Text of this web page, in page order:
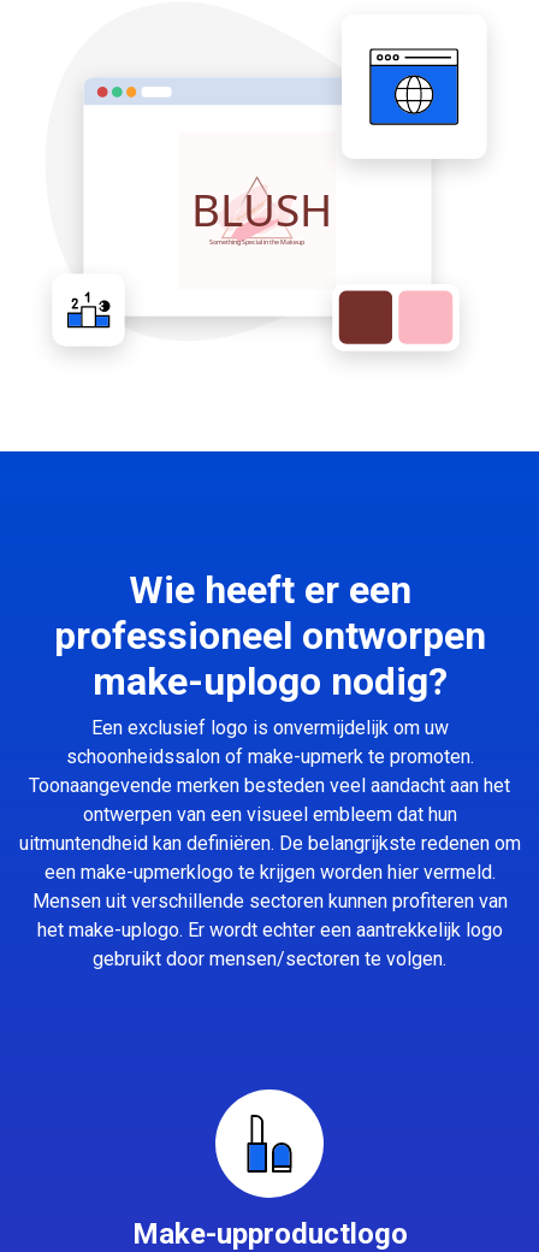
Wie heeft er een
professioneel ontworpen
make-uplogo nodig?
Een exclusief logo is onvermijdelijk om uw
schoonheidssalon of make-upmerk te promoten.
Toonaangevende merken besteden veel aandacht aan het
ontwerpen van een visueel embleem dat hun
uitmuntendheid kan definiëren. De belangrijkste redenen om
een make-upmerklogo te krijgen worden hier vermeld.
Mensen uit verschillende sectoren kunnen profiteren van
het make-uplogo. Er wordt echter een aantrekkelijk logo
gebruikt door mensen/sectoren te volgen.
Make-upproductlogo